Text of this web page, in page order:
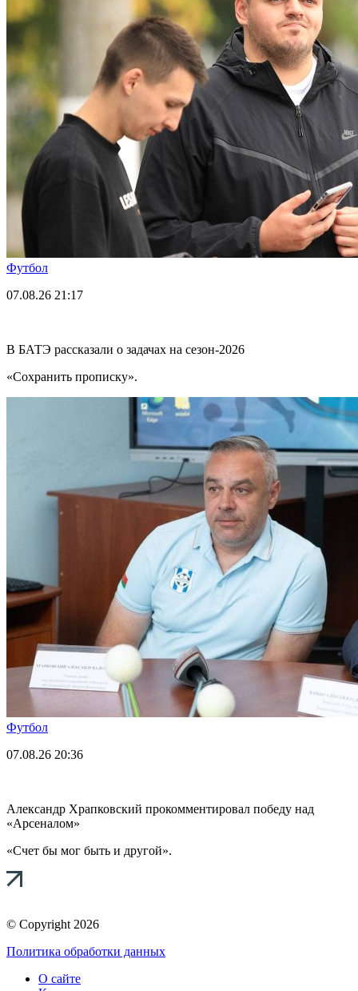
Футбол
07.08.26 21:17
В БАТЭ рассказали о задачах на сезон-2026
«Сохранить прописку».
Футбол
07.08.26 20:36
Александр Храпковский прокомментировал победу над
«Арсеналом»
«Счет бы мог быть и другой».
© Copyright 2026
Политика обработки данных
О сайте